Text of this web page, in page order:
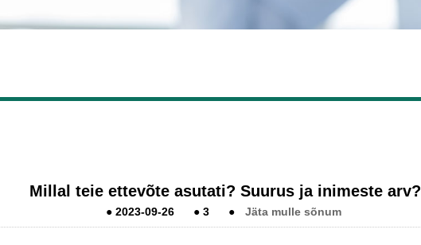
Millal teie ettevõte asutati? Suurus ja inimeste arv?
●2023-09-26 ●3 ● Jäta mulle sõnum